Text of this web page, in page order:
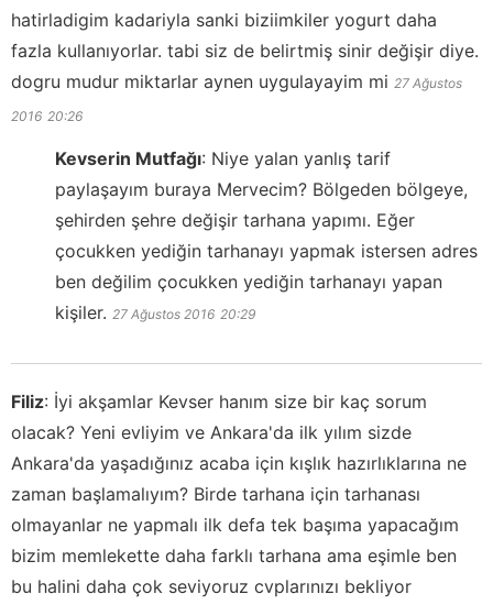
hatirladigim kadariyla sanki biziimkiler yogurt daha
fazla kullanıyorlar. tabi siz de belirtmiş sinir değişir diye.
dogru mudur miktarlar aynen uygulayayim mi 27 Ağustos
2016 20:26
Kevserin Mutfağı: Niye yalan yanlış tarif
paylaşayım buraya Mervecim? Bölgeden bölgeye,
şehirden şehre değişir tarhana yapımı. Eğer
çocukken yediğin tarhanayı yapmak istersen adres
ben değilim çocukken yediğin tarhanayı yapan
kişiler. 27 Ağustos 2016 20:29
Filiz: İyi akşamlar Kevser hanım size bir kaç sorum
olacak? Yeni evliyim ve Ankara'da ilk yılım sizde
Ankara'da yaşadığınız acaba için kışlık hazırlıklarına ne
zaman başlamalıyım? Birde tarhana için tarhanası
olmayanlar ne yapmalı ilk defa tek başıma yapacağım
bizim memlekette daha farklı tarhana ama eşimle ben
bu halini daha çok seviyoruz cvplarınızı bekliyor